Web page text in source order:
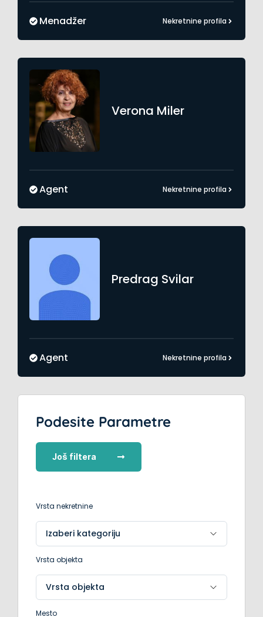
Menadžer Nekretnine profila
Verona Miler
Agent Nekretnine profila
Predrag Svilar
Agent Nekretnine profila
Podesite Parametre
Još filtera
Vrsta nekretnine
Vrsta objekta
Mesto